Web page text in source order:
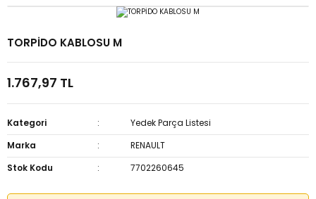
TORPİDO KABLOSU M
1.767,97 TL
Kategori
Yedek Parça Listesi
Marka
RENAULT
Stok Kodu
7702260645